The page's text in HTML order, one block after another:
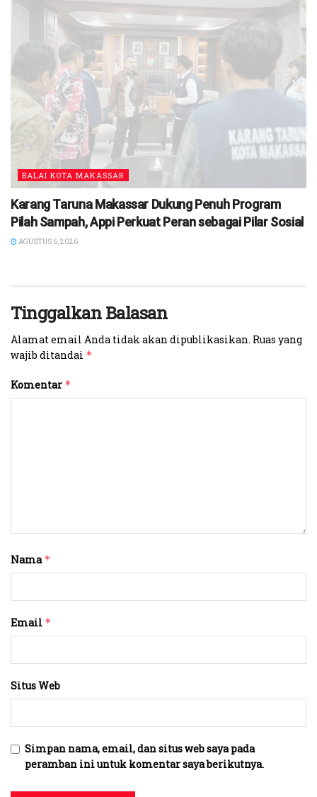
BALAI KOTA MAKASSAR
Karang Taruna Makassar Dukung Penuh Program
Pilah Sampah, Appi Perkuat Peran sebagai Pilar Sosial
AGUSTUS 6, 2026
Tinggalkan Balasan
Alamat email Anda tidak akan dipublikasikan. Ruas yang
wajib ditandai *
Komentar *
Nama*
Email *
Situs Web
Simpan nama, email, dan situs web saya pada
peramban ini untuk komentar saya berikutnya.